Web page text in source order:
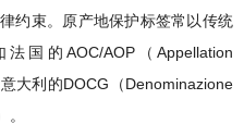
约束。原产地保护标签常以传统
国的AOC/AOP（Appellation
大利的DOCG（Denominazione